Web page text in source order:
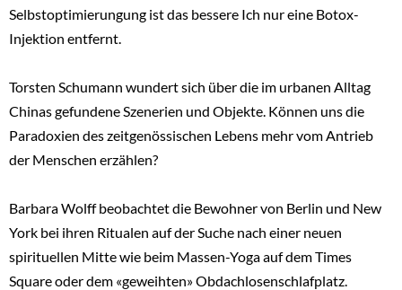
Selbstoptimierungung ist das bessere Ich nur eine Botox-
Injektion entfernt.
Torsten Schumann wundert sich über die im urbanen Alltag
Chinas gefundene Szenerien und Objekte. Können uns die
Paradoxien des zeitgenössischen Lebens mehr vom Antrieb
der Menschen erzählen?
Barbara Wolff beobachtet die Bewohner von Berlin und New
York bei ihren Ritualen auf der Suche nach einer neuen
spirituellen Mitte wie beim Massen-Yoga auf dem Times
Square oder dem «geweihten» Obdachlosenschlafplatz.